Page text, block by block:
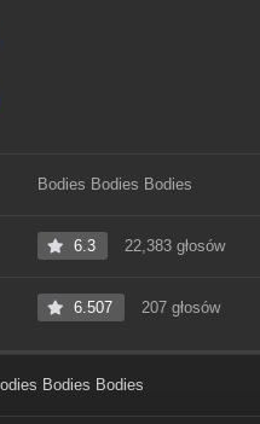
Bodies Bodies Bodies
6.3 22,383 głosów
6.507 207 głosów
Bodies Bodies